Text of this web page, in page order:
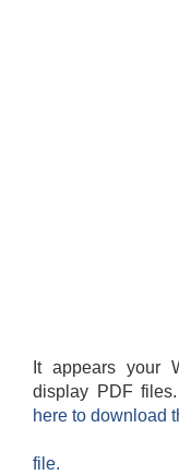
It appears your
display PDF files.
here to download
file.